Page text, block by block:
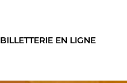
BILLETTERIE EN LIGNE